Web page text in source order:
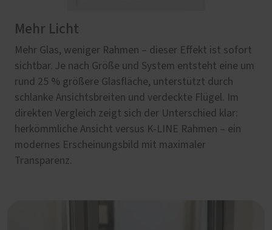
Mehr Licht
Mehr Glas, weniger Rahmen – dieser Effekt ist sofort
sichtbar. Je nach Größe und System entsteht eine um
rund 25 % größere Glasfläche, unterstützt durch
schlanke Ansichtsbreiten und verdeckte Flügel. Im
direkten Vergleich zeigt sich der Unterschied klar:
herkömmliche Ansicht versus K-LINE Rahmen – ein
modernes Erscheinungsbild mit maximaler
Transparenz.